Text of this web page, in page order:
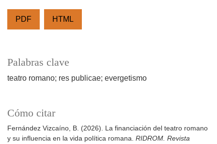
PDF HTML
Palabras clave
teatro romano; res publicae; evergetismo
Cómo citar
Fernández Vizcaíno, B. (2026). La financiación del teatro romano
y su influencia en la vida política romana. RIDROM. Revista